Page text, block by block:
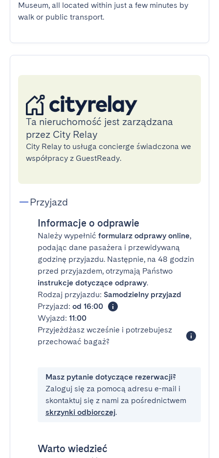
Museum, all located within just a few minutes by
walk or public transport.
Ta nieruchomość jest zarządzana
przez City Relay
City Relay to usługa concierge świadczona we
współpracy z GuestReady.
Przyjazd
Informacje o odprawie
Należy wypełnić formularz odprawy online,
podając dane pasażera i przewidywaną
godzinę przyjazdu. Następnie, na 48 godzin
przed przyjazdem, otrzymają Państwo
instrukcje dotyczące odprawy.
Rodzaj przyjazdu: Samodzielny przyjazd
Przyjazd: od 16:00
Wyjazd: 11:00
Przyjeżdżasz wcześnie i potrzebujesz
przechować bagaż?
Masz pytanie dotyczące rezerwacji?
Zaloguj się za pomocą adresu e-mail i
skontaktuj się z nami za pośrednictwem
skrzynki odbiorczej.
Warto wiedzieć